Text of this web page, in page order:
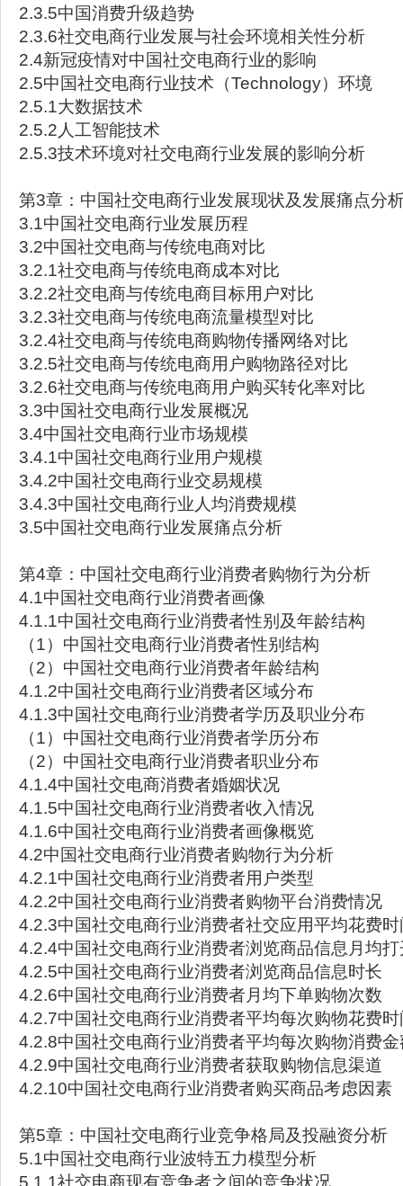
2.3.5中国消费升级趋势
2.3.6社交电商行业发展与社会环境相关性分析
2.4新冠疫情对中国社交电商行业的影响
2.5中国社交电商行业技术（Technology）环境
2.5.1大数据技术
2.5.2人工智能技术
2.5.3技术环境对社交电商行业发展的影响分析
第3章：中国社交电商行业发展现状及发展痛点分
3.1中国社交电商行业发展历程
3.2中国社交电商与传统电商对比
3.2.1社交电商与传统电商成本对比
3.2.2社交电商与传统电商目标用户对比
3.2.3社交电商与传统电商流量模型对比
3.2.4社交电商与传统电商购物传播网络对比
3.2.5社交电商与传统电商用户购物路径对比
3.2.6社交电商与传统电商用户购买转化率对比
3.3中国社交电商行业发展概况
3.4中国社交电商行业市场规模
3.4.1中国社交电商行业用户规模
3.4.2中国社交电商行业交易规模
3.4.3中国社交电商行业人均消费规模
3.5中国社交电商行业发展痛点分析
第4章：中国社交电商行业消费者购物行为分析
4.1中国社交电商行业消费者画像
4.1.1中国社交电商行业消费者性别及年龄结构
（1）中国社交电商行业消费者性别结构
（2）中国社交电商行业消费者年龄结构
4.1.2中国社交电商行业消费者区域分布
4.1.3中国社交电商行业消费者学历及职业分布
（1）中国社交电商行业消费者学历分布
（2）中国社交电商行业消费者职业分布
4.1.4中国社交电商消费者婚姻状况
4.1.5中国社交电商行业消费者收入情况
4.1.6中国社交电商行业消费者画像概览
4.2中国社交电商行业消费者购物行为分析
4.2.1中国社交电商行业消费者用户类型
4.2.2中国社交电商行业消费者购物平台消费情况
4.2.3中国社交电商行业消费者社交应用平均花费时
4.2.4中国社交电商行业消费者浏览商品信息月均
4.2.5中国社交电商行业消费者浏览商品信息时长
4.2.6中国社交电商行业消费者月均下单购物次数
4.2.7中国社交电商行业消费者平均每次购物花费时
4.2.8中国社交电商行业消费者平均每次购物消费金
4.2.9中国社交电商行业消费者获取购物信息渠道
4.2.10中国社交电商行业消费者购买商品考虑因素
第5章：中国社交电商行业竞争格局及投融资分析
5.1中国社交电商行业波特五力模型分析
5.1.1社交电商现有竞争者之间的竞争状况